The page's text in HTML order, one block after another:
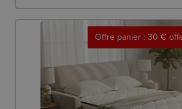
Offre panier : 30 €